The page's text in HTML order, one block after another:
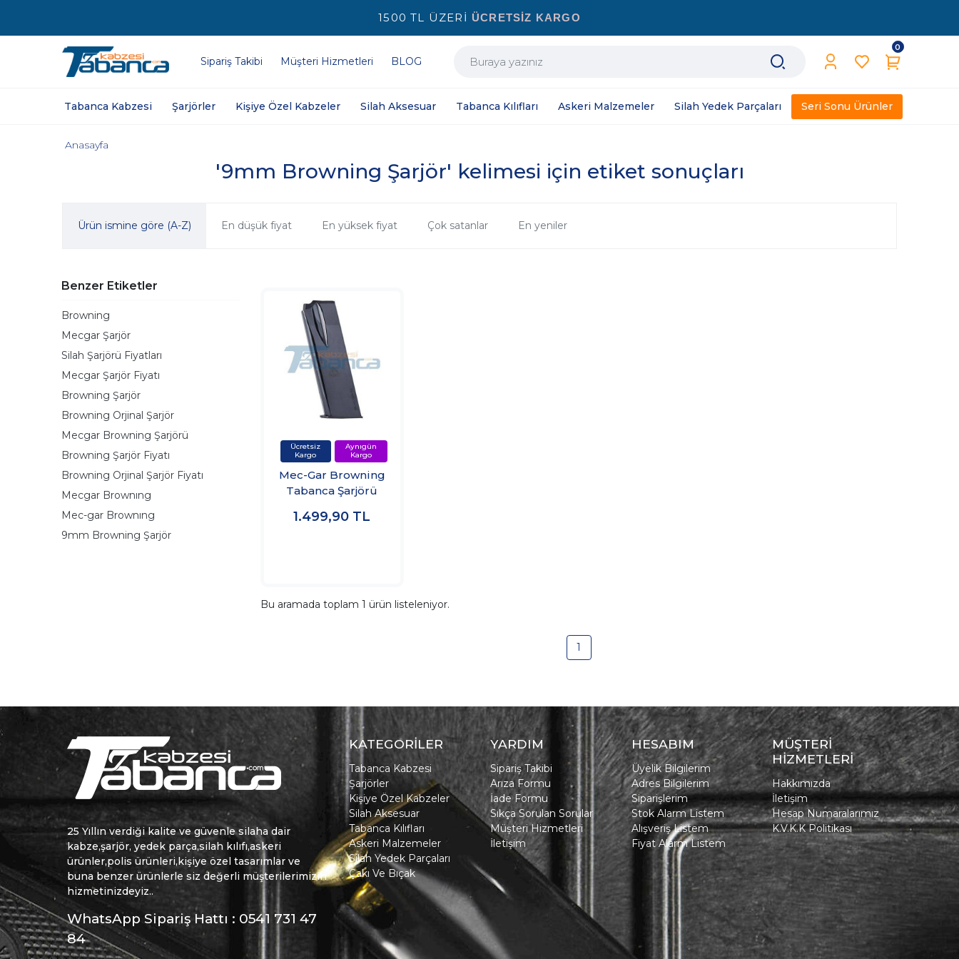
1500 TL ÜZERİ ÜCRETSİZ KARGO
Sipariş Takibi Müşteri Hizmetleri BLOG
0
Tabanca Kabzesi Şarjörler Kişiye Özel Kabzeler Silah Aksesuar Tabanca Kılıfları Askeri Malzemeler Silah Yedek Parçaları Seri Sonu Ürünler
'9mm Browning Şarjör' kelimesi için etiket sonuçları
Anasayfa
Ürün ismine göre (A-Z) En düşük fiyat En yüksek fiyat Çok satanlar En yeniler
Benzer Etiketler
Browning
Mecgar Şarjör
Silah Şarjörü Fiyatları
Mecgar Şarjör Fiyatı
Browning Şarjör
Browning Orjinal Şarjör
Mecgar Browning Şarjörü
Browning Şarjör Fiyatı
Browning Orjinal Şarjör Fiyatı
Mecgar Brownıng
Mec-gar Brownıng
9mm Browning Şarjör
Mec-Gar Browning
Tabanca Şarjörü
1.499,90 TL
Bu aramada toplam 1 ürün listeleniyor.
1
25 Yıllın verdiği kalite ve güvenle silaha dair
kabze,şarjör, yedek parça,silah kılıfı,askeri
ürünler,polis ürünleri,kişiye özel tasarımlar ve
buna benzer ürünlerle siz değerli müşterilerimizin
hizmetinizdeyiz..
WhatsApp Sipariş Hattı : 0541 731 47
84
KATEGORİLER
Tabanca Kabzesi
Şarjörler
Kişiye Özel Kabzeler
Silah Aksesuar
Tabanca Kılıfları
Askeri Malzemeler
Silah Yedek Parçaları
Çakı Ve Bıçak
YARDIM
Sipariş Takibi
Arıza Formu
İade Formu
Sıkça Sorulan Sorular
Müşteri Hizmetleri
İletişim
HESABIM
Üyelik Bilgilerim
Adres Bilgilerim
Siparişlerim
Stok Alarm Listem
Alışveriş Listem
Fiyat Alarm Listem
MÜŞTERİ
HİZMETLERİ
Hakkımızda
İletişim
Hesap Numaralarımız
K.V.K.K Politikası